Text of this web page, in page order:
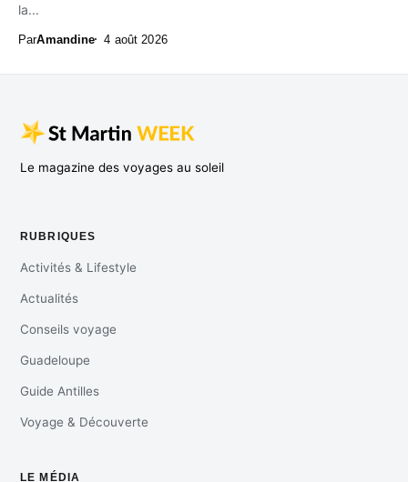
la...
ParAmandine 4 août 2026
Le magazine des voyages au soleil
RUBRIQUES
Activités & Lifestyle
Actualités
Conseils voyage
Guadeloupe
Guide Antilles
Voyage & Découverte
LE MÉDIA